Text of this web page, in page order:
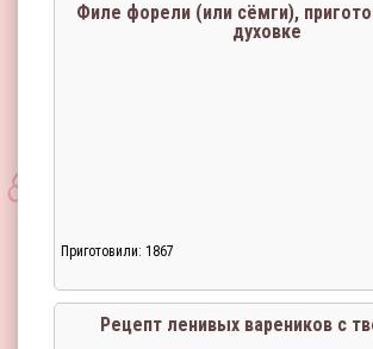
Филе форели (или сёмги),
духовке
Приготовили: 1867
Рецепт ленивых вареников с